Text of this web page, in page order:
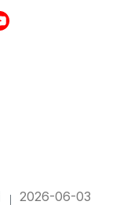
2026-06-03